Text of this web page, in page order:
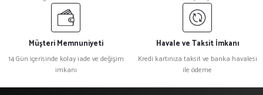
Müşteri Memnuniyeti
14 Gün içerisinde kolay iade ve değişim
imkanı
Havale ve Taksit İmkanı
Kredi kartınıza taksit ve banka havalesi
ile ödeme